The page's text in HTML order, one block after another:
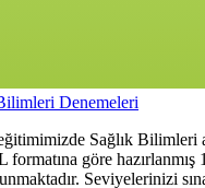
Denemeleri
Sağlık Bilimleri
göre hazırlanmış
Seviyelerinizi